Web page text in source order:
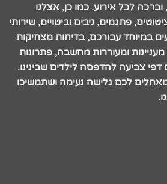
לכל אירוע. כמו כן, אצלנו
פתגמים, ניבים וביטויים, שירותי
במיוחד עבורכם, בדיחות מצחיקות
ומעוררות מחשבה, פתרונות
צביעה להדפסה לילדים שבינינו.
לכם גלישה נעימה ושתמשיכו